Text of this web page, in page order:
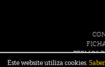
TERMOS
Este website utiliza cookies.